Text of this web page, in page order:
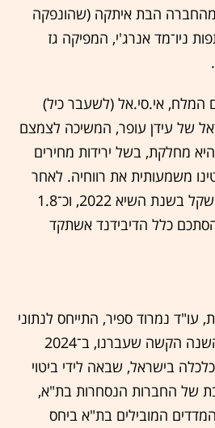
מהחברה הבת איתקה (שהונפקה
ניו־מד אנרג'י, המפיקה גז
המלח, אי.סי.אל (לשעבר כיל)
של עידן עופר, המשיכה לצמצם
מחלקת, בשל ירידות מחירים
משמעותית את רווחיה. לאחר
שחילקה כ־3.9 מיליארד שקל בשנת השיא 2022, וכ־1.8
שקל ב־2023, הסתכם כלל הדיבידנד אשתקד
עו"ד נמרוד ספיר, התייחס לנתוני
החלוקה ואמר כי "חרף השנה הקשה שעברנו, ב־2024
בישראל, שבאה לידי ביטוי
של החברות הנסחרות בת"א,
המובילים בת"א ביחס